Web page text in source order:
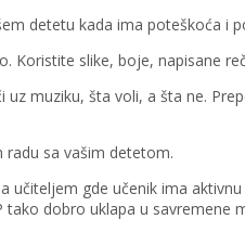
detetu kada ima poteškoća i
slike, boje, napisane
muziku, šta voli, a šta ne.
sa vašim detetom.
učiteljem gde učenik ima
dobro uklapa u